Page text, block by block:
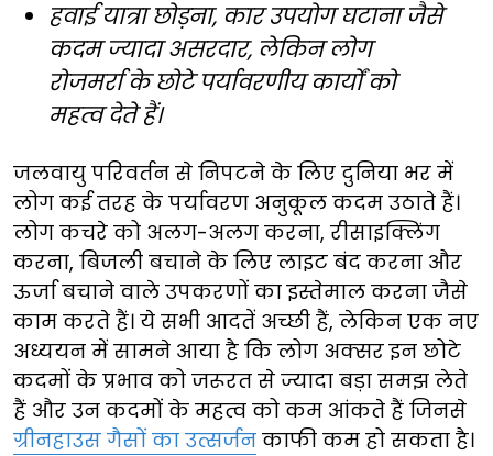
हवाई यात्रा छोड़ना, कार उपयोग घटाना जैसे
कदम ज्यादा असरदार, लेकिन लोग
रोजमर्रा के छोटे पर्यावरणीय कार्यों को
महत्व देते हैं।
जलवायु परिवर्तन से निपटने के लिए दुनिया भर में
लोग कई तरह के पर्यावरण अनुकूल कदम उठाते हैं।
लोग कचरे को अलग-अलग करना, रीसाइक्लिंग
करना, बिजली बचाने के लिए लाइट बंद करना और
ऊर्जा बचाने वाले उपकरणों का इस्तेमाल करना जैसे
काम करते हैं। ये सभी आदतें अच्छी हैं, लेकिन एक नए
अध्ययन में सामने आया है कि लोग अक्सर इन छोटे
कदमों के प्रभाव को जरूरत से ज्यादा बड़ा समझ लेते
हैं और उन कदमों के महत्व को कम आंकते हैं जिनसे
ग्रीनहाउस गैसों का उत्सर्जन काफी कम हो सकता है।